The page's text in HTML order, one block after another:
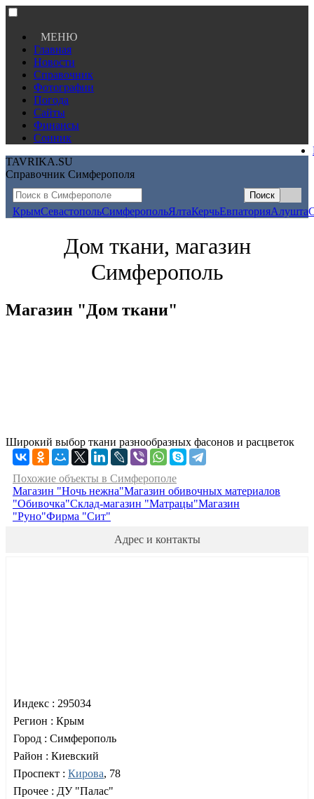
МЕНЮ
Главная
Новости
Справочник
Фотографии
Погода
Сайты
Финансы
Сонник
TAVRIKA.SU
Справочник Симферополя
КрымСевастопольСимферопольЯлтаКерчьЕвпаторияАлушта
Дом ткани, магазин
Симферополь
Магазин "Дом ткани"
Широкий выбор ткани разнообразных фасонов и расцветок
Похожие объекты в Симферополе
Магазин "Ночь нежна"Магазин обивочных материалов
"Обивочка"Склад-магазин "Матрацы"Магазин
"Руно"Фирма "Сит"
Адрес и контакты
Индекс : 295034
Регион : Крым
Город : Симферополь
Район : Киевский
Проспект : Кирова, 78
Прочее : ДУ "Палас"